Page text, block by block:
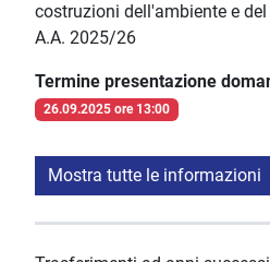
costruzioni dell'ambiente e
A.A. 2025/26
Termine presentazione
26.09.2025 ore 13:00
Mostra tutte le informazioni